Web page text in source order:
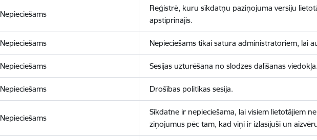
Nepieciešams
Reģistrē, kuru sīkdatņu paziņojuma versiju
apstiprinājis.
Nepieciešams Nepieciešams tikai satura administratoriem, lai
Nepieciešams Sesijas uzturēšana no slodzes dalīšanas viedokļa.
Nepieciešams Drošības politikas sesija.
Nepieciešams
Sīkdatne ir nepieciešama, lai visiem lietotājiem
ziņojumus pēc tam, kad viņi ir izlasījuši un